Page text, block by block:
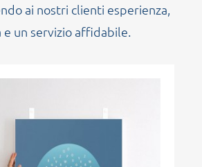
ai nostri clienti esperienza,
un servizio affidabile.